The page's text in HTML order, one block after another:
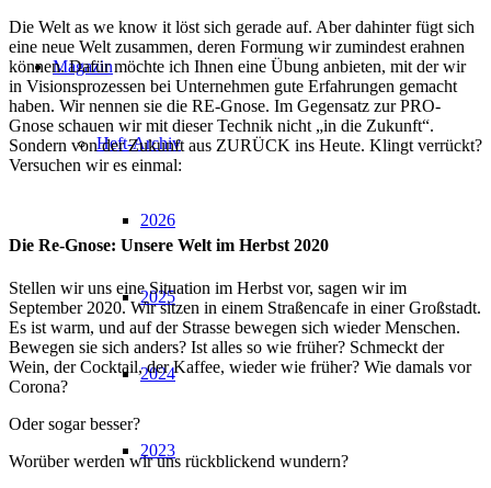
Magazin
Heft-Archiv
2026
2025
2024
2023
Die Welt as we know it löst sich gerade auf. Aber dahinter fügt sich
eine neue Welt zusammen, deren Formung wir zumindest erahnen
können. Dafür möchte ich Ihnen eine Übung anbieten, mit der wir
in Visionsprozessen bei Unternehmen gute Erfahrungen gemacht
haben. Wir nennen sie die RE-Gnose. Im Gegensatz zur PRO-
Gnose schauen wir mit dieser Technik nicht „in die Zukunft“.
Sondern von der Zukunft aus ZURÜCK ins Heute. Klingt verrückt?
Versuchen wir es einmal:
Die Re-Gnose: Unsere Welt im Herbst 2020
Stellen wir uns eine Situation im Herbst vor, sagen wir im
September 2020. Wir sitzen in einem Straßencafe in einer Großstadt.
Es ist warm, und auf der Strasse bewegen sich wieder Menschen.
Bewegen sie sich anders? Ist alles so wie früher? Schmeckt der
Wein, der Cocktail, der Kaffee, wieder wie früher? Wie damals vor
Corona?
Oder sogar besser?
Worüber werden wir uns rückblickend wundern?